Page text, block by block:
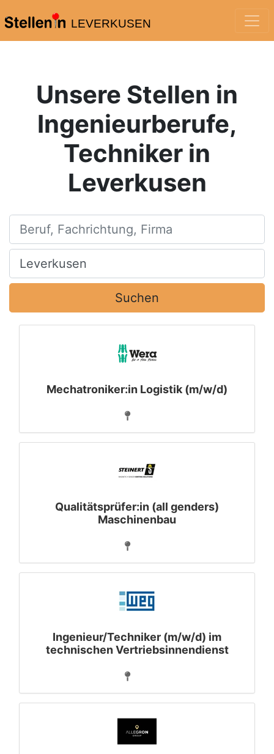
LEVERKUSEN
Unsere Stellen in
Ingenieurberufe,
Techniker in
Leverkusen
Beruf, Fachrichtung, Firma
Ort, Stadt
Suchen
Mechatroniker:in Logistik (m/w/d)
Qualitätsprüfer:in (all genders)
Maschinenbau
Ingenieur/Techniker (m/w/d) im
technischen Vertriebsinnendienst